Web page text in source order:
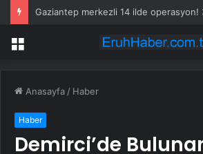
Menü
Anasayfa / Haber
Haber
Demirci’de